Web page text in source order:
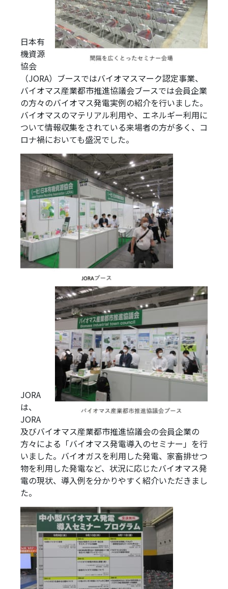
日本有
機資源
協会
（JORA）ブースではバイオマスマーク認定事業、
バイオマス産業都市推進協議会ブースでは会員企業
の方々のバイオマス発電実例の紹介を行いました。
バイオマスのマテリアル利用や、エネルギー利用に
ついて情報収集をされている来場者の方が多く、コ
ロナ禍においても盛況でした。
JORA
は、
JORA
及びバイオマス産業都市推進協議会の会員企業の
方々による「バイオマス発電導入のセミナー」を行
いました。バイオガスを利用した発電、家畜排せつ
物を利用した発電など、状況に応じたバイオマス発
電の現状、導入例を分かりやすく紹介いただきまし
た。